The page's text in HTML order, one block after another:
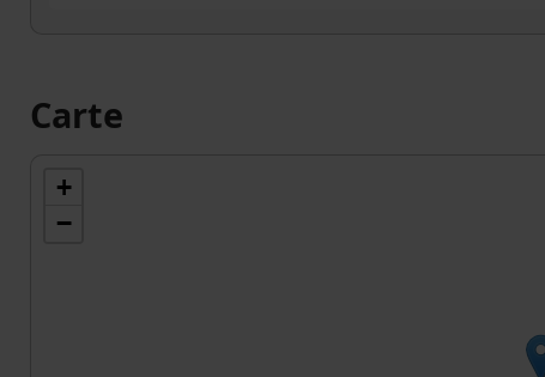
Carte
+
−